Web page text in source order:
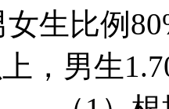
生比例
上，男生